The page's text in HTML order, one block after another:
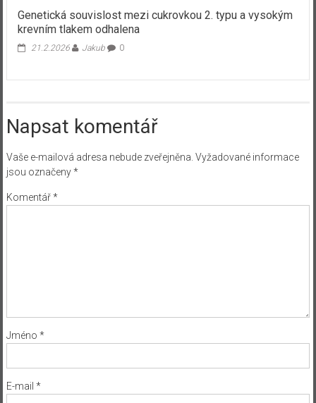
Genetická souvislost mezi cukrovkou 2. typu a vysokým
krevním tlakem odhalena
21.2.2026 Jakub 0
Napsat komentář
Vaše e-mailová adresa nebude zveřejněna. Vyžadované informace
jsou označeny*
Komentář*
Jméno *
E-mail *